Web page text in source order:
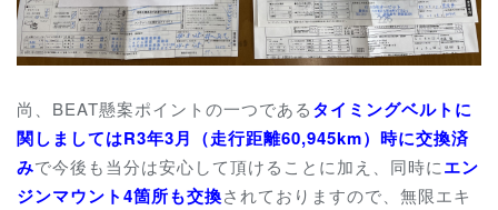
尚、BEAT懸案ポイントの一つであるタイミングベルトに
関しましてはR3年3月（走行距離60,945km）時に交換済
みで今後も当分は安心して頂けることに加え、同時にエン
ジンマウント4箇所も交換されておりますので、無限エキ